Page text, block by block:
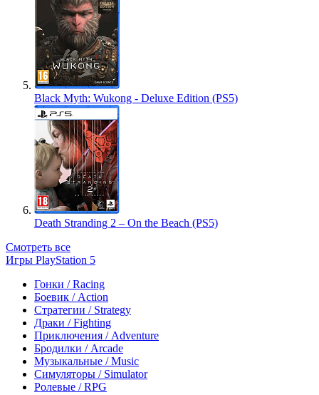
Black Myth: Wukong - Deluxe Edition (PS5)
Death Stranding 2 – On the Beach (PS5)
Смотреть все
Игры PlayStation 5
Гонки / Racing
Боевик / Action
Стратегии / Strategy
Драки / Fighting
Приключения / Adventure
Бродилки / Arcade
Музыкальные / Music
Симуляторы / Simulator
Ролевые / RPG